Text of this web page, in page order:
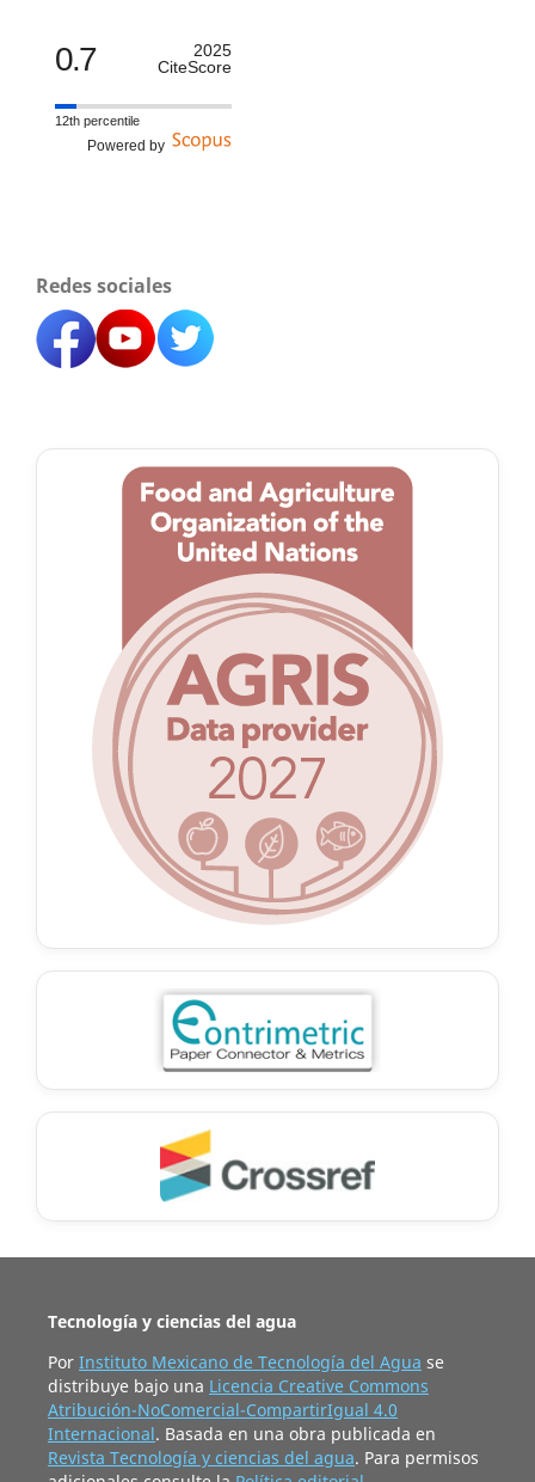
0.7
2025
CiteScore
12th percentile
Powered by
Redes sociales
Tecnología y ciencias del agua
Por Instituto Mexicano de Tecnología del Agua se
distribuye bajo una Licencia Creative Commons
Atribución-NoComercial-CompartirIgual 4.0
Internacional. Basada en una obra publicada en
Revista Tecnología y ciencias del agua. Para permisos